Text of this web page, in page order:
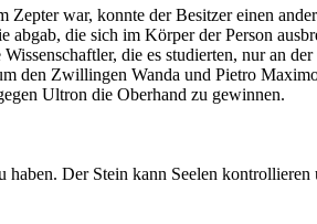
war, konnte der Besitzer einen
abgab, die sich im Körper der Person
die es studierten, nur an
den Zwillingen Wanda und Pietro
Ultron die Oberhand zu gewinnen.
Der Stein kann Seelen